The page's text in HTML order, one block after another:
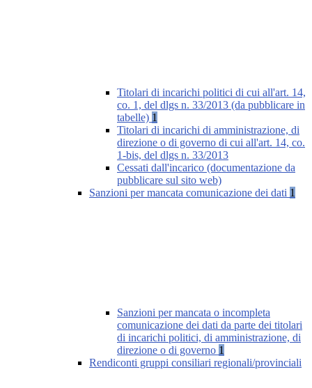
Titolari di incarichi politici di cui all'art. 14,
co. 1, del dlgs n. 33/2013 (da pubblicare in
tabelle) 1
Titolari di incarichi di amministrazione, di
direzione o di governo di cui all'art. 14, co.
1-bis, del dlgs n. 33/2013
Cessati dall'incarico (documentazione da
pubblicare sul sito web)
Sanzioni per mancata comunicazione dei dati 1
Sanzioni per mancata o incompleta
comunicazione dei dati da parte dei titolari
di incarichi politici, di amministrazione, di
direzione o di governo 1
Rendiconti gruppi consiliari regionali/provinciali